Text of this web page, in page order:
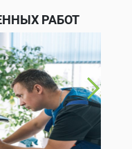
РАБОТ